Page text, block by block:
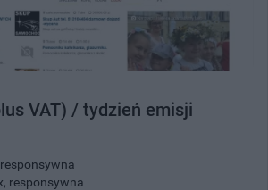
VAT) / tydzień emisji
responsywna